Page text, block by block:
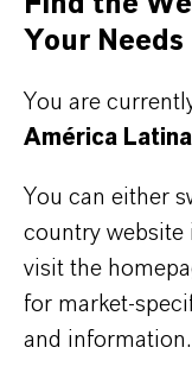
PRODUCT
Aquí puedes
productos. Al
desplegables,
Ficha técnica
SELECCIONA UN
Your Needs
You are
América Latina
You can either
country website
visit the
for market-
and information.